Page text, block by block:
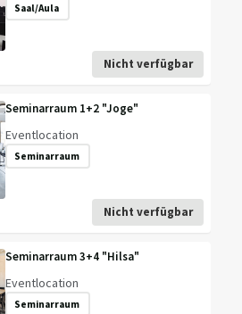
Saal/Aula
Nicht verfügbar
Seminarraum 1+2 "Joge"
Eventlocation
Seminarraum
Nicht verfügbar
Seminarraum 3+4 "Hilsa"
Eventlocation
Seminarraum